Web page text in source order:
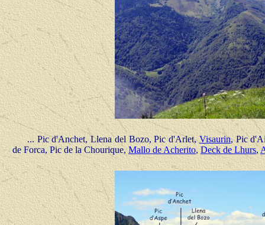
... Pic d'Anchet, Llena del Bozo, Pic d'Arlet,Visaurin, Pic
de Forca, Pic de la Chourique,Mallo de Acherito,Deck de Lhurs,